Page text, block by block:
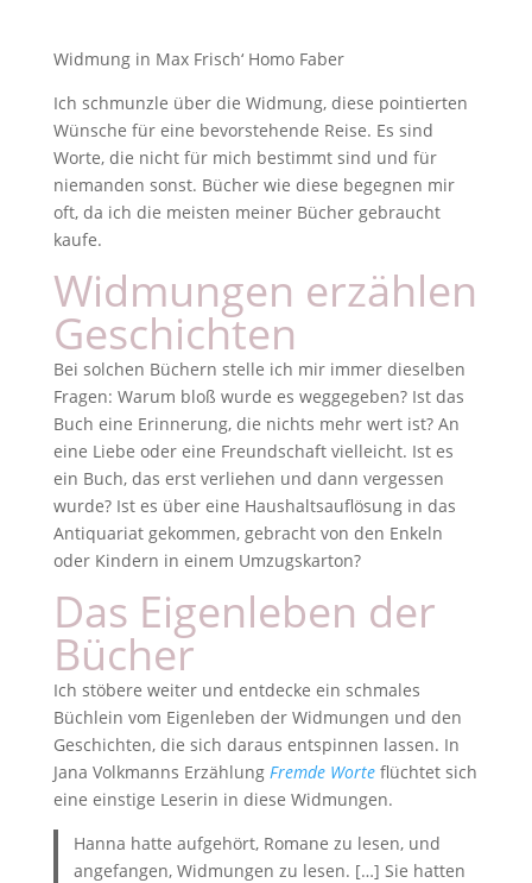
Widmung in Max Frisch‘ Homo Faber
Ich schmunzle über die Widmung, diese pointierten
Wünsche für eine bevorstehende Reise. Es sind
Worte, die nicht für mich bestimmt sind und für
niemanden sonst. Bücher wie diese begegnen mir
oft, da ich die meisten meiner Bücher gebraucht
kaufe.
Widmungen erzählen
Geschichten
Bei solchen Büchern stelle ich mir immer dieselben
Fragen: Warum bloß wurde es weggegeben? Ist das
Buch eine Erinnerung, die nichts mehr wert ist? An
eine Liebe oder eine Freundschaft vielleicht. Ist es
ein Buch, das erst verliehen und dann vergessen
wurde? Ist es über eine Haushaltsauflösung in das
Antiquariat gekommen, gebracht von den Enkeln
oder Kindern in einem Umzugskarton?
Das Eigenleben der
Bücher
Ich stöbere weiter und entdecke ein schmales
Büchlein vom Eigenleben der Widmungen und den
Geschichten, die sich daraus entspinnen lassen. In
Jana Volkmanns Erzählung Fremde Worteflüchtet sich
eine einstige Leserin in diese Widmungen.
Hanna hatte aufgehört, Romane zu lesen, und
angefangen, Widmungen zu lesen. […] Sie hatten